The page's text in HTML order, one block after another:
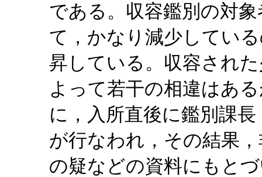
である。収容鑑別の対
て，かなり減少してい
昇している。収容され
よって若干の相違はあ
に，入所直後に鑑別課
が行なわれ，その結果
の疑などの資料にもと